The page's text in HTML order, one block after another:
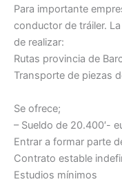
Para importante
conductor de tráiler.
de realizar:
Rutas provincia de
Transporte de piezas
Se ofrece;
– Sueldo de 20.400′-
Entrar a formar parte
Contrato estable
Estudios mínimos